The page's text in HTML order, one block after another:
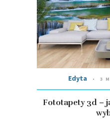
Edyta 3
Fototapety 3d –